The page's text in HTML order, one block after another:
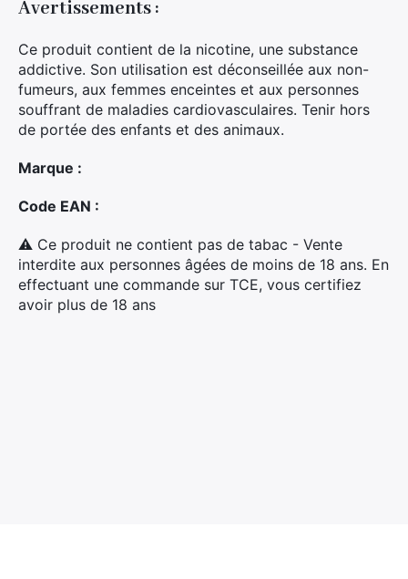
Avertissements :
Ce produit contient de la nicotine, une substance
addictive. Son utilisation est déconseillée aux non-
fumeurs, aux femmes enceintes et aux personnes
souffrant de maladies cardiovasculaires. Tenir hors
de portée des enfants et des animaux.
Marque :
Code EAN :
⚠ Ce produit ne contient pas de tabac - Vente
interdite aux personnes âgées de moins de 18 ans. En
effectuant une commande sur TCE, vous certifiez
avoir plus de 18 ans
Rechercher
: